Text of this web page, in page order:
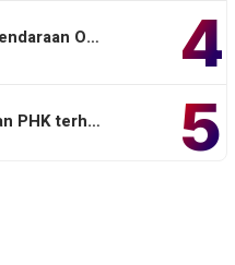
4
O…
5
PHK terh…